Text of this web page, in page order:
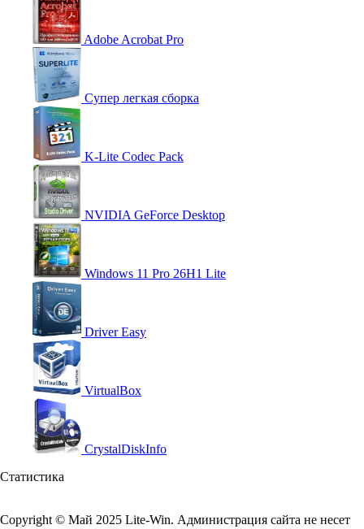
Adobe Acrobat Pro
Супер легкая сборка
K-Lite Codec Pack
NVIDIA GeForce Desktop
Windows 11 Pro 26H1 Lite
Driver Easy
VirtualBox
CrystalDiskInfo
Статистика
Copyright © Май 2025 Lite-Win. Администрация сайта не несет